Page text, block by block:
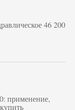
46 200
применение,